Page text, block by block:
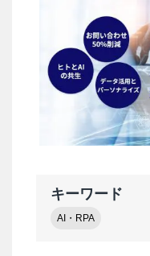
キーワード
AI・RPA